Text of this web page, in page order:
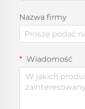
Nazwa firmy
Wiadomość